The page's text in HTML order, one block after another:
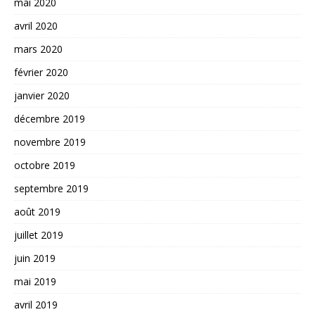
avril 2020
mars 2020
février 2020
janvier 2020
décembre 2019
novembre 2019
octobre 2019
septembre 2019
août 2019
juillet 2019
juin 2019
mai 2019
avril 2019